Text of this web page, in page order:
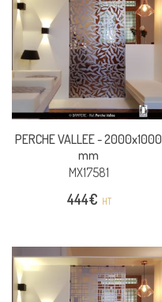
PERCHE VALLEE -2000x1000
mm
MX17581
444€ HT